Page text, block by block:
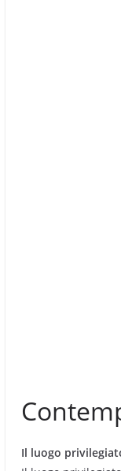
Il luogo